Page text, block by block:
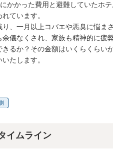
かかった費用と避難していたホ
ています。
、一月以上コバエや悪臭に悩ま
儀なくされ、家族も精神的に疲
るか？その金額はいくらくらい
たします。
イムライン